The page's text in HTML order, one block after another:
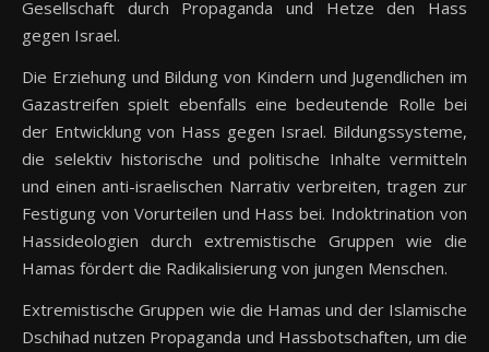
Gesellschaft durch Propaganda und Hetze den Hass
gegen Israel.
Die Erziehung und Bildung von Kindern und Jugendlichen im
Gazastreifen spielt ebenfalls eine bedeutende Rolle bei
der Entwicklung von Hass gegen Israel. Bildungssysteme,
die selektiv historische und politische Inhalte vermitteln
und einen anti-israelischen Narrativ verbreiten, tragen zur
Festigung von Vorurteilen und Hass bei. Indoktrination von
Hassideologien durch extremistische Gruppen wie die
Hamas fördert die Radikalisierung von jungen Menschen.
Extremistische Gruppen wie die Hamas und der Islamische
Dschihad nutzen Propaganda und Hassbotschaften, um die